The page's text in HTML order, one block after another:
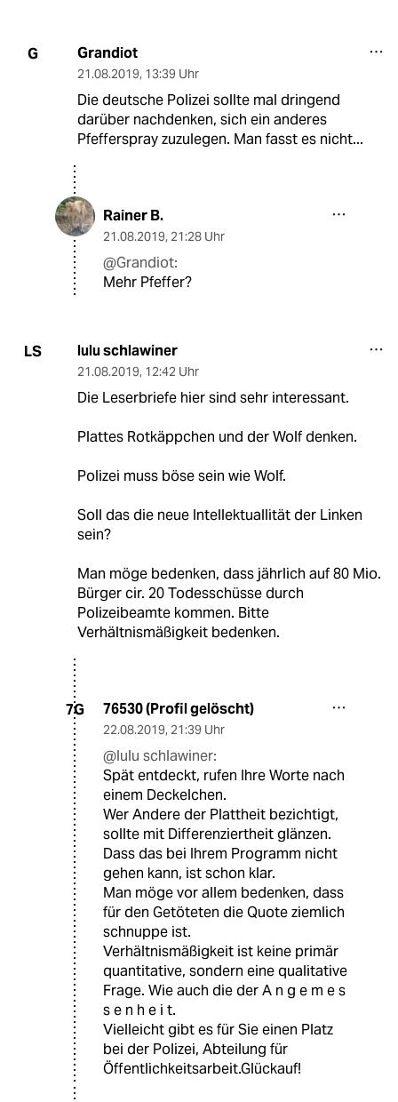
G Grandiot
21.08.2019, 13:39 Uhr
Die deutsche Polizei sollte mal dringend
darüber nachdenken, sich ein anderes
Pfefferspray zuzulegen. Man fasst es nicht...
Rainer B.
21.08.2019, 21:28 Uhr
@Grandiot:
Mehr Pfeffer?
LS lulu schlawiner
21.08.2019, 12:42 Uhr
Die Leserbriefe hier sind sehr interessant.
Plattes Rotkäppchen und der Wolf denken.
Polizei muss böse sein wie Wolf.
Soll das die neue Intellektuallität der Linken
sein?
Man möge bedenken, dass jährlich auf 80 Mio.
Bürger cir. 20 Todesschüsse durch
Polizeibeamte kommen. Bitte
Verhältnismäßigkeit bedenken.
7G 76530 (Profil gelöscht)
22.08.2019, 21:39 Uhr
@lulu schlawiner:
Spät entdeckt, rufen Ihre Worte nach
einem Deckelchen.
Wer Andere der Plattheit bezichtigt,
sollte mit Differenziertheit glänzen.
Dass das bei Ihrem Programm nicht
gehen kann, ist schon klar.
Man möge vor allem bedenken, dass
für den Getöteten die Quote ziemlich
schnuppe ist.
Verhältnismäßigkeit ist keine primär
quantitative, sondern eine qualitative
Frage. Wie auch die der A n g e m e s
s e n h e i t.
Vielleicht gibt es für Sie einen Platz
bei der Polizei, Abteilung für
Öffentlichkeitsarbeit.Glückauf!